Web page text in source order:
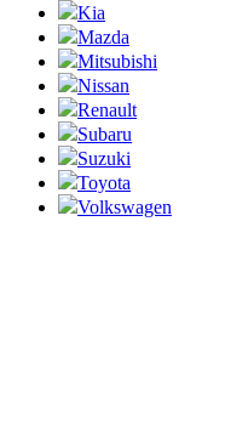
Kia
Mazda
Mitsubishi
Nissan
Renault
Subaru
Suzuki
Toyota
Volkswagen